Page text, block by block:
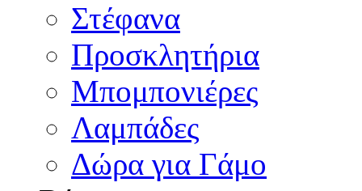
Στέφανα
Προσκλητήρια
Μπομπονιέρες
Λαμπάδες
Δώρα για Γάμο